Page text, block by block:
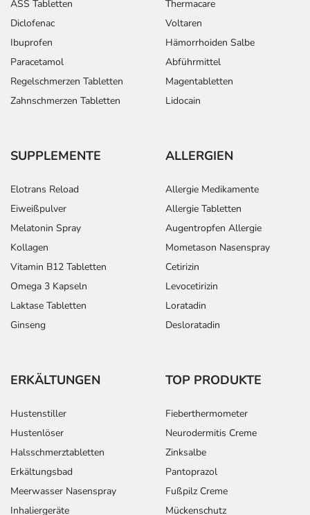
ASS Tabletten
Diclofenac
Ibuprofen
Paracetamol
Regelschmerzen Tabletten
Zahnschmerzen Tabletten
Thermacare
Voltaren
Hämorrhoiden Salbe
Abführmittel
Magentabletten
Lidocain
SUPPLEMENTE
Elotrans Reload
Eiweißpulver
Melatonin Spray
Kollagen
Vitamin B12 Tabletten
Omega 3 Kapseln
Laktase Tabletten
Ginseng
ALLERGIEN
Allergie Medikamente
Allergie Tabletten
Augentropfen Allergie
Mometason Nasenspray
Cetirizin
Levocetirizin
Loratadin
Desloratadin
ERKÄLTUNGEN
Hustenstiller
Hustenlöser
Halsschmerztabletten
Erkältungsbad
Meerwasser Nasenspray
Inhaliergeräte
TOP PRODUKTE
Fieberthermometer
Neurodermitis Creme
Zinksalbe
Pantoprazol
Fußpilz Creme
Mückenschutz